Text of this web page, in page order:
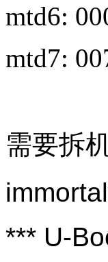
mtd6:
mtd7:
需要拆
*** U-